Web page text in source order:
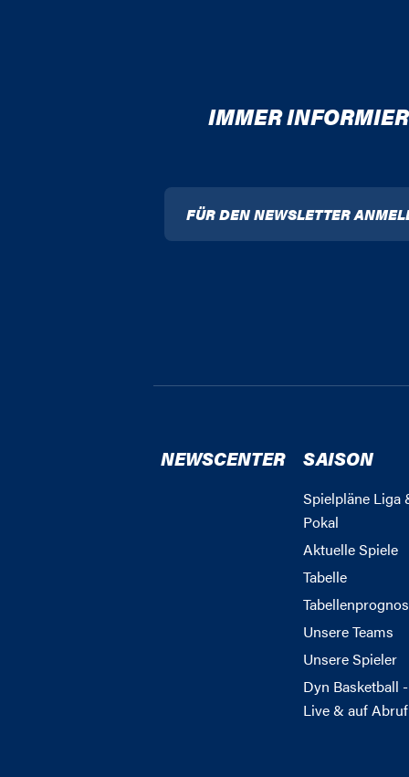
IMMER
FÜR DEN NEWSLETTER
NEWSCENTER SAISON
Spielpläne Liga
Pokal
Aktuelle Spiele
Tabelle
Unsere Teams
Unsere Spieler
Dyn Basketball -
Live & auf Abruf